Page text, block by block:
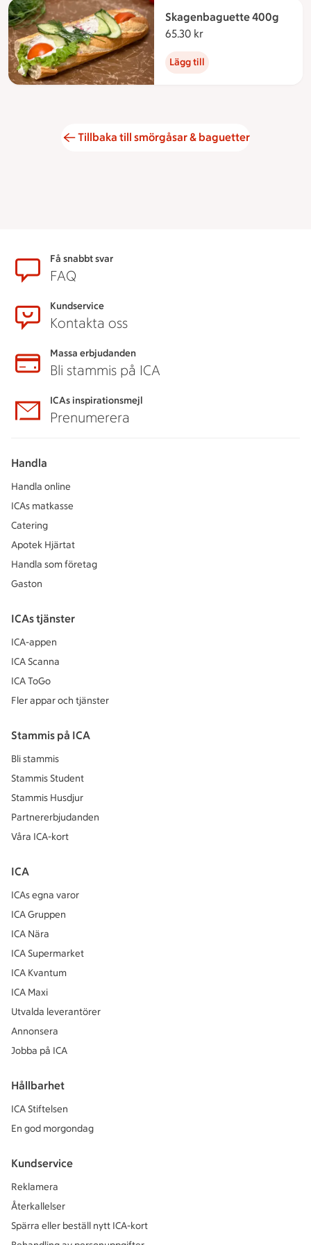
Skagenbaguette 400g
65.30 kr
Lägg till
Tillbaka till smörgåsar & baguetter
SidfotFå snabbt svar
FAQ
Kundservice
Kontakta oss
Massa erbjudanden
Bli stammis på ICA
ICAs inspirationsmejl
Prenumerera
Handla
Handla online
ICAs matkasse
Catering
Apotek Hjärtat
Handla som företag
Gaston
ICAs tjänster
ICA-appen
ICA Scanna
ICA ToGo
Fler appar och tjänster
Stammis på ICA
Bli stammis
Stammis Student
Stammis Husdjur
Partnererbjudanden
Våra ICA-kort
ICA
ICAs egna varor
ICA Gruppen
ICA Nära
ICA Supermarket
ICA Kvantum
ICA Maxi
Utvalda leverantörer
Annonsera
Jobba på ICA
Hållbarhet
ICA Stiftelsen
En god morgondag
Kundservice
Reklamera
Återkallelser
Spärra eller beställ nytt ICA-kort